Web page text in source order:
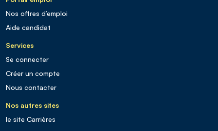
Nos offres d’emploi
Aide candidat
Services
Se connecter
Créer un compte
Nous contacter
Nos autres sites
le site Carrières